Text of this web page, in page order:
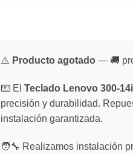
⚠️ Producto agotado— 🚚
⌨️ El Teclado Lenovo 300-
precisión y durabilidad.
instalación garantizada.
🧑‍🔧 Realizamos instalación